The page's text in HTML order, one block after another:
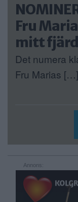
Fru
mitt
Det numera
Fru Marias […]
Annons: